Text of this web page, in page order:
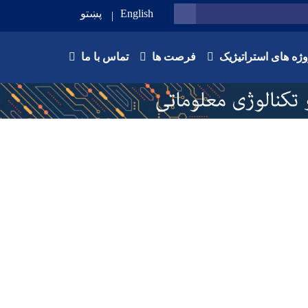
SEARCH
English پښتو
های استراتیژیک فرصت ها تماس با ما